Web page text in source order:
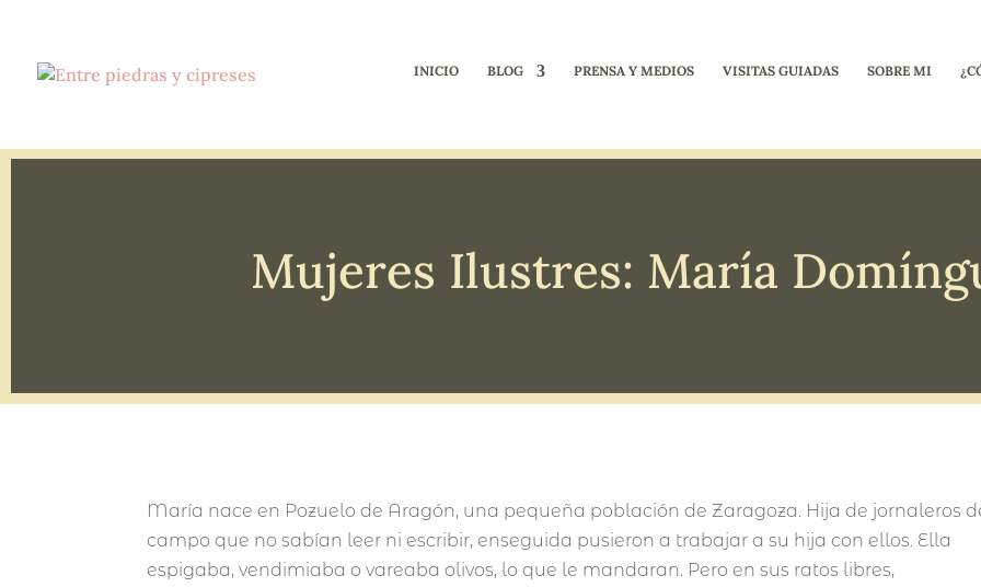
INICIO BLOG PRENSA Y MEDIOS VISITAS GUIADAS SOBRE MI
Mujeres Ilustres: María
María nace en Pozuelo de Aragón, una pequeña población de Zaragoza. Hija de jornaleros
campo que no sabían leer ni escribir, enseguida pusieron a trabajar a su hija con ellos. Ella
espigaba, vendimiaba o vareaba olivos, lo que le mandaran. Pero en sus ratos libres,